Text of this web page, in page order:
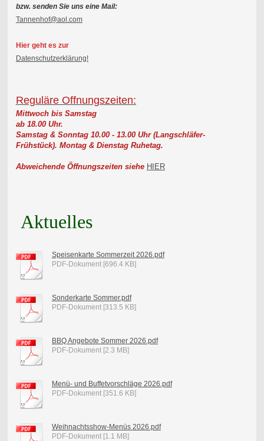
bzw. senden Sie uns eine Mail:
Tannenhof@aol.com
Hier geht es zur
Datenschutzerklärung!
Reguläre Offnungszeiten:
Mittwoch bis Samstag
ab 18.00 Uhr.
Samstag & Sonntag 10.00 - 13.00 Uhr (Langschläfer-
Frühstück). Montag & Dienstag Ruhetag.
Abweichende Öffnungszeiten siehe HIER
Aktuelles
Speisenkarte Sommerzeit 2026.pdf
PDF-Dokument [696.4 KB]
Sonderkarte Sommer.pdf
PDF-Dokument [313.5 KB]
BBQ Angebote Sommer 2026.pdf
PDF-Dokument [2.3 MB]
Menü- und Buffetvorschläge 2026.pdf
PDF-Dokument [351.6 KB]
Weihnachtsshow-Menüs 2026.pdf
PDF-Dokument [1.1 MB]